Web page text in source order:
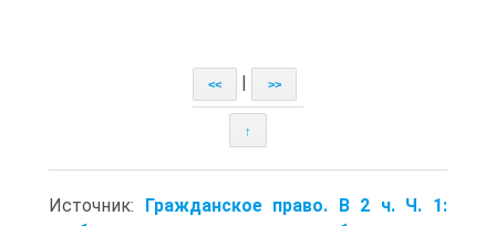
<< >>
↑
Источник: Гражданское право. В 2 ч. Ч. 1: